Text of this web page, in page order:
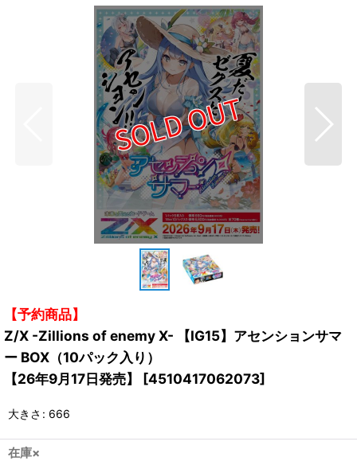
【予約商品】
Z/X -Zillions of enemy X- 【IG15】アセンションサマ
ー BOX（10パック入り）
【26年9月17日発売】
[4510417062073]
大きさ : 666
在庫×